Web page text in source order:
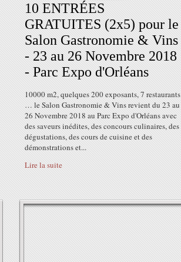
10 ENTRÉES
GRATUITES (2x5) pour le
Salon Gastronomie & Vins
- 23 au 26 Novembre 2018
- Parc Expo d'Orléans
10000 m2, quelques 200 exposants, 7 restaurants
… le Salon Gastronomie & Vins revient du 23 au
26 Novembre 2018 au Parc Expo d'Orléans avec
des saveurs inédites, des concours culinaires, des
dégustations, des cours de cuisine et des
démonstrations et...
Lire la suite